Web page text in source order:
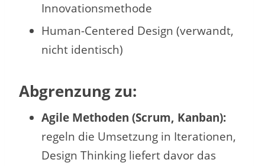
Innovationsmethode
Human-Centered Design (verwandt,
nicht identisch)
Abgrenzung zu:
Agile Methoden (Scrum, Kanban):
regeln die Umsetzung in Iterationen,
Design Thinking liefert davor das